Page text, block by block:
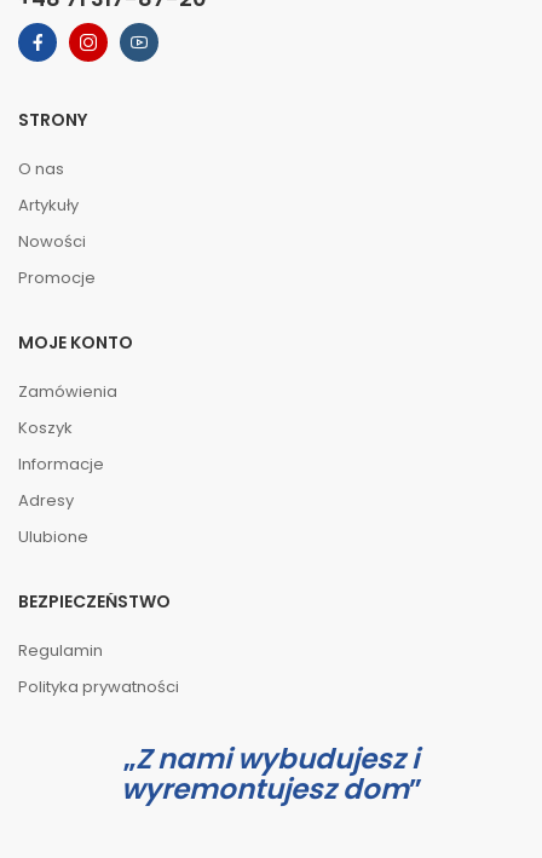
STRONY
O nas
Artykuły
Nowości
Promocje
MOJE KONTO
Zamówienia
Koszyk
Informacje
Adresy
Ulubione
BEZPIECZEŃSTWO
Regulamin
Polityka prywatności
Z nami wybudujesz i
wyremontujesz dom